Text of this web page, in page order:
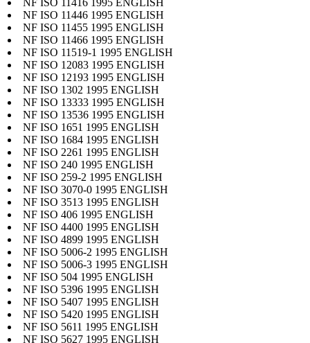
NF ISO 11446 1995 ENGLISH
NF ISO 11455 1995 ENGLISH
NF ISO 11466 1995 ENGLISH
NF ISO 11519-1 1995 ENGLISH
NF ISO 12083 1995 ENGLISH
NF ISO 12193 1995 ENGLISH
NF ISO 1302 1995 ENGLISH
NF ISO 13333 1995 ENGLISH
NF ISO 13536 1995 ENGLISH
NF ISO 1651 1995 ENGLISH
NF ISO 1684 1995 ENGLISH
NF ISO 2261 1995 ENGLISH
NF ISO 240 1995 ENGLISH
NF ISO 259-2 1995 ENGLISH
NF ISO 3070-0 1995 ENGLISH
NF ISO 3513 1995 ENGLISH
NF ISO 406 1995 ENGLISH
NF ISO 4400 1995 ENGLISH
NF ISO 4899 1995 ENGLISH
NF ISO 5006-2 1995 ENGLISH
NF ISO 5006-3 1995 ENGLISH
NF ISO 504 1995 ENGLISH
NF ISO 5396 1995 ENGLISH
NF ISO 5407 1995 ENGLISH
NF ISO 5420 1995 ENGLISH
NF ISO 5611 1995 ENGLISH
NF ISO 5627 1995 ENGLISH